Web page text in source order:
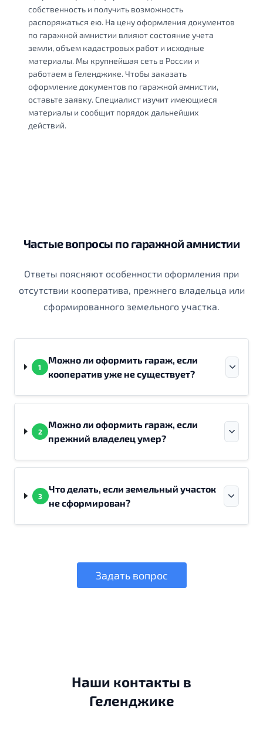
собственность и получить возможность
распоряжаться ею. На цену оформления документов
по гаражной амнистии влияют состояние учета
земли, объем кадастровых работ и исходные
материалы. Мы крупнейшая сеть в России и
работаем в Геленджике. Чтобы заказать
оформление документов по гаражной амнистии,
оставьте заявку. Специалист изучит имеющиеся
материалы и сообщит порядок дальнейших
действий.
Частые вопросы по гаражной амнистии
Ответы поясняют особенности оформления при
отсутствии кооператива, прежнего владельца или
сформированного земельного участка.
1
Можно ли оформить гараж, если
кооператив уже не существует?
2
Можно ли оформить гараж, если
прежний владелец умер?
3
Что делать, если земельный участок
не сформирован?
Задать вопрос
Наши контакты в
Геленджике